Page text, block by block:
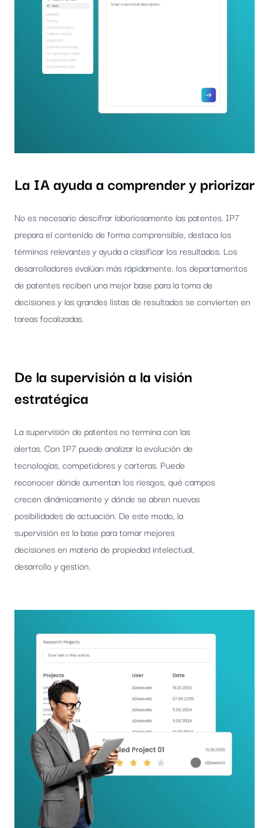
La IA ayuda a comprender y priorizar
No es necesario descifrar laboriosamente las patentes. IP7
prepara el contenido de forma comprensible, destaca los
términos relevantes y ayuda a clasificar los resultados. Los
desarrolladores evalúan más rápidamente, los departamentos
de patentes reciben una mejor base para la toma de
decisiones y las grandes listas de resultados se convierten en
tareas focalizadas.
De la supervisión a la visión
estratégica
La supervisión de patentes no termina con las
alertas. Con IP7 puede analizar la evolución de
tecnologías, competidores y carteras. Puede
reconocer dónde aumentan los riesgos, qué campos
crecen dinámicamente y dónde se abren nuevas
posibilidades de actuación. De este modo, la
supervisión es la base para tomar mejores
decisiones en materia de propiedad intelectual,
desarrollo y gestión.